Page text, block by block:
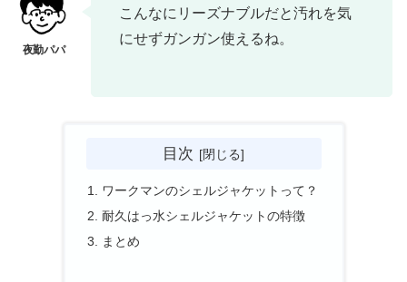
こんなにリーズナブルだと汚れを気
にせずガンガン使えるね。
目次
ワークマンのシェルジャケットって？
耐久はっ水シェルジャケットの特徴
まとめ